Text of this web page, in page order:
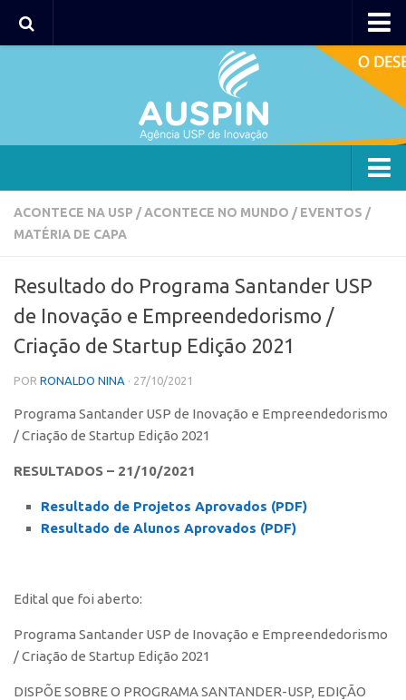
Agência
Institucional
Polo Capital
Polo Ribeirão Preto
Polo São Carlos
Bolsa Empreendedorismo
Bolsa Startup USP
Conexão Inter-USP
Leis e Normas
Portal do Inventor
Inteligência Competitiva
ACONTECE NA USP /ACONTECE NO MUNDO / EVENTOS /
MATÉRIA DE CAPA
Resultado do Programa Santander USP
de Inovação e Empreendedorismo /
Criação de Startup Edição 2021
POR RONALDO NINA · 27/10/2021
Programa Santander USP de Inovação e Empreendedorismo
/ Criação de Startup Edição 2021
RESULTADOS – 21/10/2021
Resultado de Projetos Aprovados (PDF)
Resultado de Alunos Aprovados (PDF)
Edital que foi aberto:
Programa Santander USP de Inovação e Empreendedorismo
/ Criação de Startup Edição 2021
DISPÕE SOBRE O PROGRAMA SANTANDER-USP, EDIÇÃO